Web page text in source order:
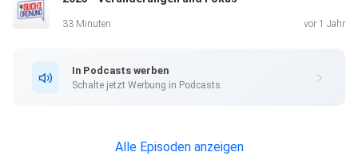
33 Minuten vor 1 Jahr
In Podcasts werben
Schalte jetzt Werbung in Podcasts.
Alle Episoden anzeigen